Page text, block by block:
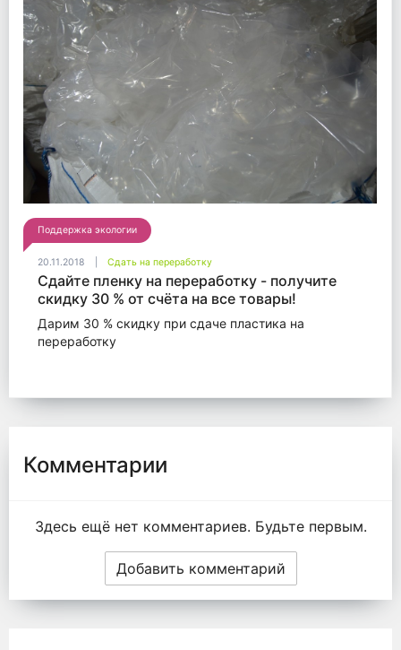
Поддержка экологии
20.11.2018 Сдать на переработку
Сдайте пленку на переработку - получите
скидку 30 % от счёта на все товары!
Дарим 30 % скидку при сдаче пластика на
переработку
Комментарии
Здесь ещё нет комментариев. Будьте первым.
Добавить комментарий